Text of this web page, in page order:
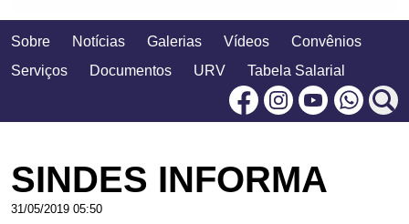
Sobre Notícias Galerias Vídeos
Convênios
Serviços
Documentos URV
Tabela Salarial
FacebookInstagram
SINDES INFORMA
31/05/2019 05:50